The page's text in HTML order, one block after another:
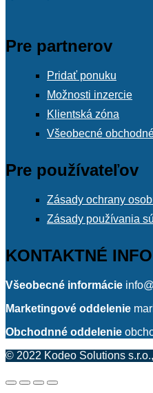
Pre partnerov
Pridať ponuku
Možnosti inzercie
Klientská zóna
Všeobecné
Pre používateľov
Zásady ochrany
Zásady používania
KONTAKTNÉ
Všeobecné informácie
Marketingové oddelenie
Obchodnné oddelenie
© 2022 Kodeo Solutions